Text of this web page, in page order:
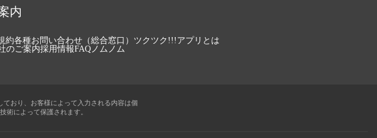
内
約各種お問い合わせ（総合窓口） ツクツク!!!アプリとは
のご案内採用情報FAQノムノム
おり、お客様によって入力される内容は個
術によって保護されます。